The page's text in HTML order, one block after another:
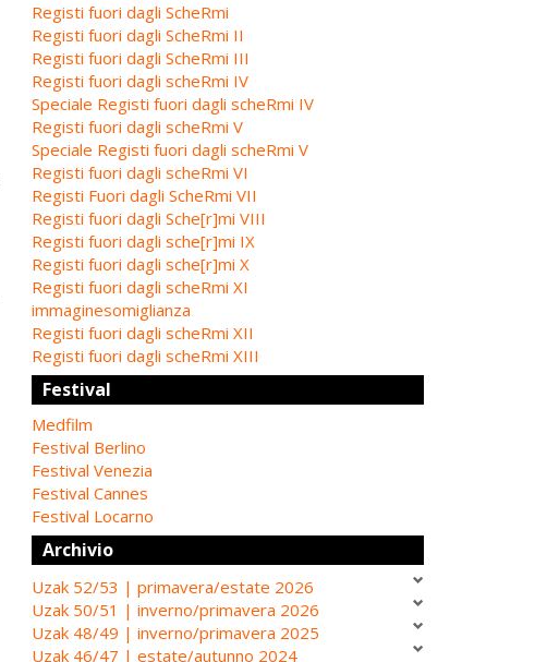
Registi fuori dagli ScheRmi
Registi fuori dagli ScheRmi II
Registi fuori dagli ScheRmi III
Registi fuori dagli scheRmi IV
Speciale Registi fuori dagli scheRmi IV
Registi fuori dagli scheRmi V
Speciale Registi fuori dagli scheRmi V
Registi fuori dagli scheRmi VI
Registi Fuori dagli ScheRmi VII
Registi fuori dagli Sche[r]mi VIII
Registi fuori dagli sche[r]mi IX
Registi fuori dagli sche[r]mi X
Registi fuori dagli scheRmi XI
immaginesomiglianza
Registi fuori dagli scheRmi XII
Registi fuori dagli scheRmi XIII
Festival
Medfilm
Festival Berlino
Festival Venezia
Festival Cannes
Festival Locarno
Archivio
Uzak 52/53 | primavera/estate 2026
Uzak 50/51 | inverno/primavera 2026
Uzak 48/49 | inverno/primavera 2025
Uzak 46/47 | estate/autunno 2024